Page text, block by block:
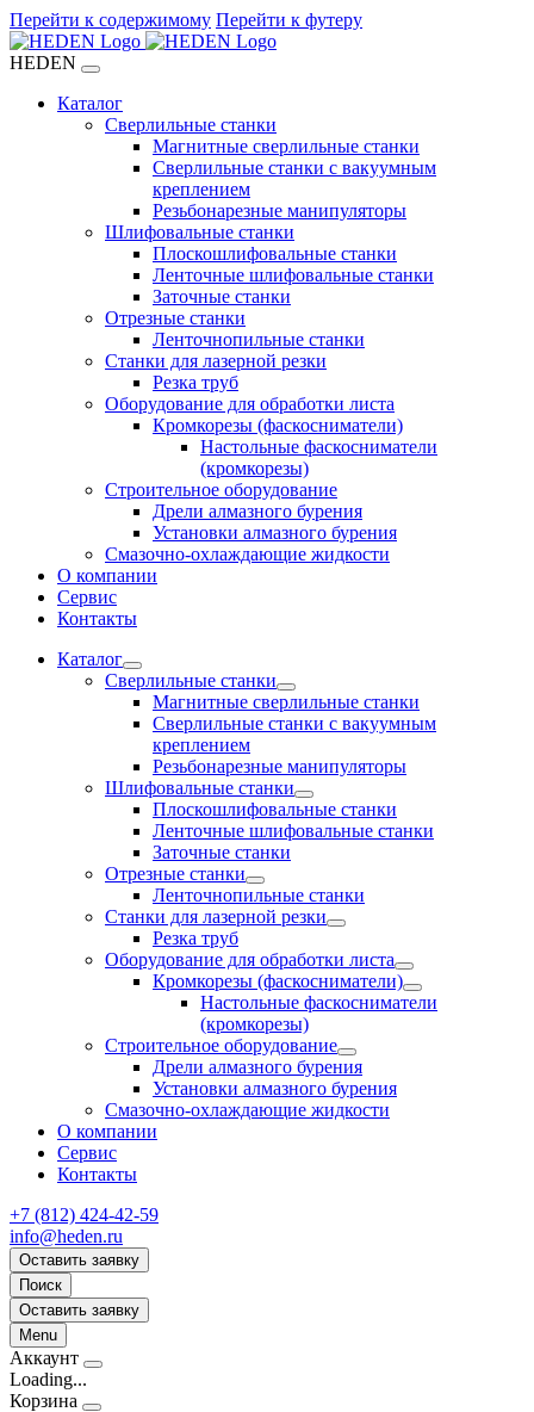
Перейти к содержимому Перейти к футеру
HEDEN
Каталог
Сверлильные станки
Магнитные сверлильные станки
Сверлильные станки с вакуумным
креплением
Резьбонарезные манипуляторы
Шлифовальные станки
Плоскошлифовальные станки
Ленточные шлифовальные станки
Заточные станки
Отрезные станки
Ленточнопильные станки
Станки для лазерной резки
Резка труб
Оборудование для обработки листа
Кромкорезы (фаскосниматели)
Настольные фаскосниматели
(кромкорезы)
Строительное оборудование
Дрели алмазного бурения
Установки алмазного бурения
Смазочно-охлаждающие жидкости
О компании
Сервис
Контакты
Каталог
Сверлильные станки
Магнитные сверлильные станки
Сверлильные станки с вакуумным
креплением
Резьбонарезные манипуляторы
Шлифовальные станки
Плоскошлифовальные станки
Ленточные шлифовальные станки
Заточные станки
Отрезные станки
Ленточнопильные станки
Станки для лазерной резки
Резка труб
Оборудование для обработки листа
Кромкорезы (фаскосниматели)
Настольные фаскосниматели
(кромкорезы)
Строительное оборудование
Дрели алмазного бурения
Установки алмазного бурения
Смазочно-охлаждающие жидкости
О компании
Сервис
Контакты
+7 (812) 424-42-59
info@heden.ru
Оставить заявку
Поиск
Оставить заявку
Menu
Аккаунт
Loading...
Корзина